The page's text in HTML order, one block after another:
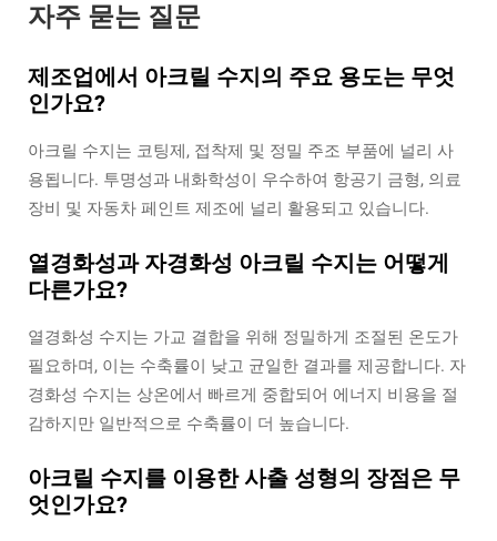
자주 묻는 질문
제조업에서 아크릴 수지의 주요 용도는 무엇
인가요?
아크릴 수지는 코팅제, 접착제 및 정밀 주조 부품에 널리 사
용됩니다. 투명성과 내화학성이 우수하여 항공기 금형, 의료
장비 및 자동차 페인트 제조에 널리 활용되고 있습니다.
열경화성과 자경화성 아크릴 수지는 어떻게
다른가요?
열경화성 수지는 가교 결합을 위해 정밀하게 조절된 온도가
필요하며, 이는 수축률이 낮고 균일한 결과를 제공합니다. 자
경화성 수지는 상온에서 빠르게 중합되어 에너지 비용을 절
감하지만 일반적으로 수축률이 더 높습니다.
아크릴 수지를 이용한 사출 성형의 장점은 무
엇인가요?